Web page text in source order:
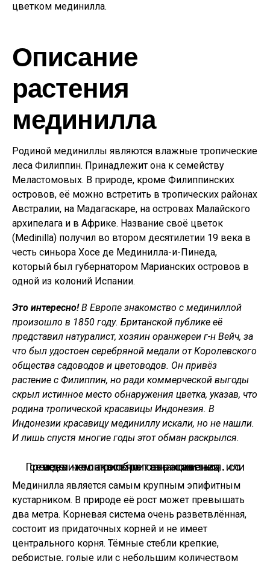
цветком мединилла.
Описание
растения
мединилла
Родиной мединиллы являются влажные тропические
леса Филиппин. Принадлежит она к семейству
Меластомовых. В природе, кроме Филиппинских
островов, её можно встретить в тропических районах
Австралии, на Мадагаскаре, на островах Малайского
архипелага и в Африке. Название своё цветок
(Medinilla) получил во втором десятилетии 19 века в
честь синьора Хосе де Мединилла-и-Пинеда,
который был губернатором Марианских островов в
одной из колоний Испании.
Это интересно!В Европе знакомство с мединиллой
произошло в 1850 году. Британской публике её
представил натуралист, хозяин оранжереи г-н Вейч, за
что был удостоен серебряной медали от Королевского
общества садоводов и цветоводов. Он привёз
растение с Филиппин, но ради коммерческой выгоды
скрыл истинное место обнаружения цветка, указав, что
родина тропической красавицы Индонезия. В
Индонезии красавицу мединиллу искали, но не нашли.
И лишь спустя многие годы этот обман раскрылся.
Прежде чем приобретать саженец или семена желательно ознакомиться со всеми тонкостями выращивания.
Мединилла является самым крупным эпифитным
кустарником. В природе её рост может превышать
два метра. Корневая система очень разветвлённая,
состоит из придаточных корней и не имеет
центрального корня. Тёмные стебли крепкие,
ребристые, голые или с небольшим количеством